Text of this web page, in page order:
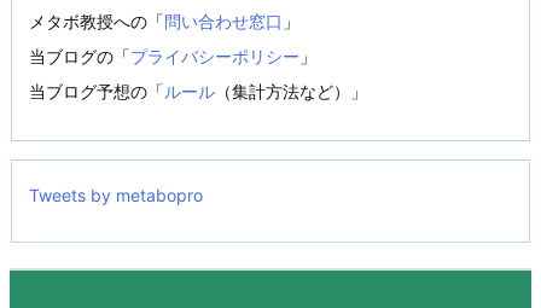
メタボ教授への「 問い合わせ窓口 」
当ブログの「プライバシーポリシー 」
当ブログ予想の「ルール （集計方法など）」
Tweets by metabopro